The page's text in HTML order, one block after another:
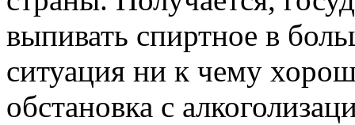
выпивать спиртное в
ситуация ни к чему
обстановка с